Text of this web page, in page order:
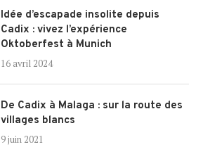
Idée d’escapade insolite depuis
Cadix : vivez l’expérience
Oktoberfest à Munich
16 avril 2024
De Cadix à Malaga : sur la route des
villages blancs
9 juin 2021